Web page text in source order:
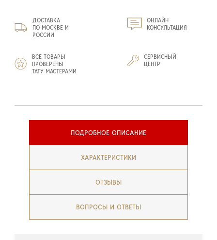
ДОСТАВКА
ПО МОСКВЕ И
РОССИИ
ОНЛАЙН
КОНСУЛЬТАЦИЯ
ВСЕ ТОВАРЫ
ПРОВЕРЕНЫ
ТАТУ МАСТЕРАМИ
СЕРВИСНЫЙ
ЦЕНТР
ПОДРОБНОЕ ОПИСАНИЕ
ХАРАКТЕРИСТИКИ
ОТЗЫВЫ
ВОПРОСЫ И ОТВЕТЫ